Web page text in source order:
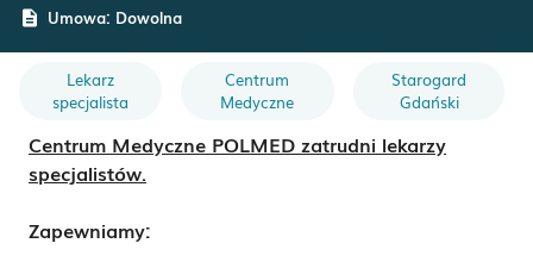
description Umowa: Dowolna
Lekarz
specjalista
Centrum
Medyczne
Starogard
Gdański
Centrum Medyczne POLMED zatrudni lekarzy
specjalistów.
Zapewniamy: